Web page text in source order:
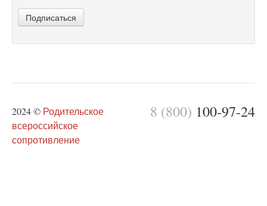
Подписаться
8 (800) 100-97-24
2024 © Родительское
всероссийское
сопротивление